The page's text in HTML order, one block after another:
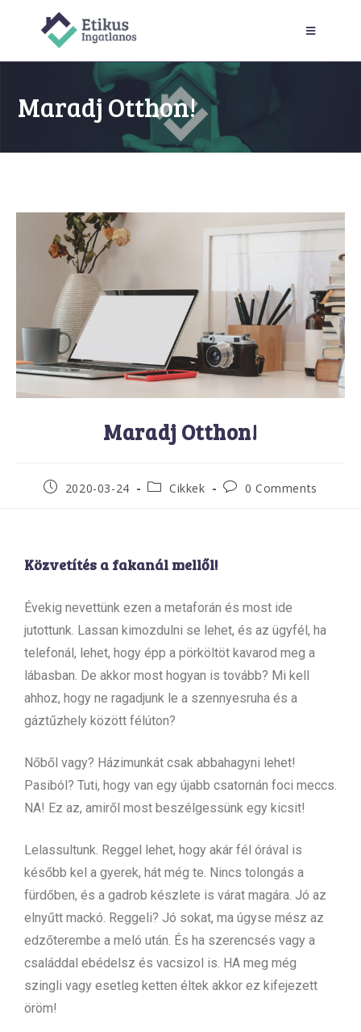
Maradj Otthon!
Maradj Otthon!
2020-03-24 Cikkek 0 Comments
Közvetítés a fakanál mellől!
Évekig nevettünk ezen a metaforán és most ide
jutottunk. Lassan kimozdulni se lehet, és az ügyfél, ha
telefonál, lehet, hogy épp a pörköltöt kavarod meg a
lábasban. De akkor most hogyan is tovább? Mi kell
ahhoz, hogy ne ragadjunk le a szennyesruha és a
gáztűzhely között félúton?
Nőből vagy? Házimunkát csak abbahagyni lehet!
Pasiból? Tuti, hogy van egy újabb csatornán foci meccs.
NA! Ez az, amiről most beszélgessünk egy kicsit!
Lelassultunk. Reggel lehet, hogy akár fél órával is
később kel a gyerek, hát még te. Nincs tolongás a
fürdőben, és a gadrob készlete is várat magára. Jó az
elnyűtt mackó. Reggeli? Jó sokat, ma úgyse mész az
edzőterembe a meló után. És ha szerencsés vagy a
családdal ebédelsz és vacsizol is. HA meg még
szingli vagy esetleg ketten éltek akkor ez kifejezett
öröm!